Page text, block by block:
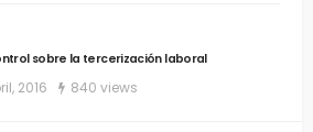
sobre la tercerización laboral
2016 840 views